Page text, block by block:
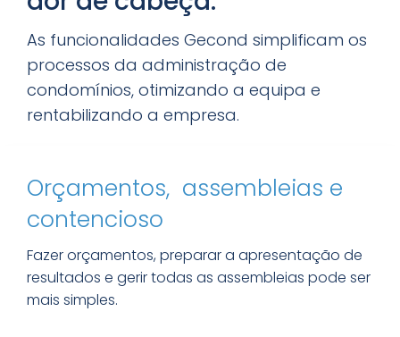
As funcionalidades Gecond simplificam os
processos da administração de
condomínios, otimizando a equipa e
rentabilizando a empresa.
Orçamentos, assembleias e
contencioso
Fazer orçamentos, preparar a apresentação de
resultados e gerir todas as assembleias pode ser
mais simples.